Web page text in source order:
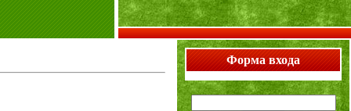
Форма входа